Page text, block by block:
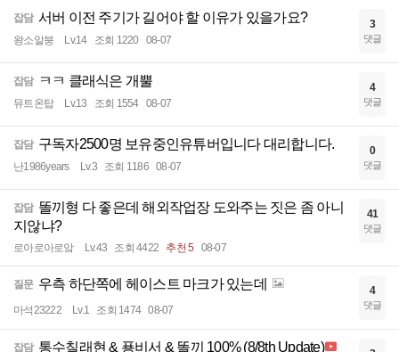
잡담 서버 이전 주기가 길어야 할 이유가 있을가요?
왕소알붕 Lv.14 조회 1220 08-07
3
댓글
잡담 ㅋㅋ 클래식은 개뿔
뮤트온탑 Lv.13 조회 1554 08-07
4
댓글
잡담 구독자2500명 보유중인유튜버입니다 대리합니다.
난1986years Lv.3 조회 1186 08-07
0
댓글
잡담 똘끼형 다 좋은데 해외작업장 도와주는 짓은 좀 아니
지않냐?
로아로아로앜 Lv.43 조회 4422 추천 5 08-07
41
댓글
질문 우측 하단쪽에 헤이스트 마크가 있는데
마석23222 Lv.1 조회 1474 08-07
4
댓글
잡담 통수칠래현 & 푱비서 & 똘끼 100% (8/8th Update)